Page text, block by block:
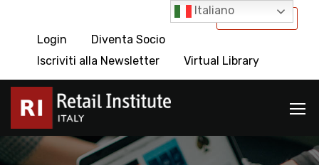
International
Login
Diventa Socio
Iscriviti alla Newsletter
Virtual Library
Italiano